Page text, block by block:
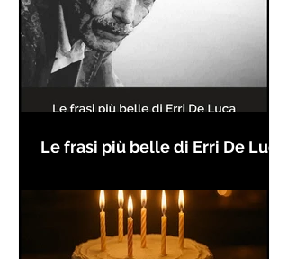
Le frasi più belle di Erri De Luca